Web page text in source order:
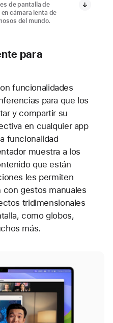
de pantalla de
cámara lenta de
del mundo.
para
funcionalidades
para que los
y compartir su
en cualquier app
funcionalidad
muestra a los
que están
les permiten
gestos manuales
tridimensionales
como globos,
más.